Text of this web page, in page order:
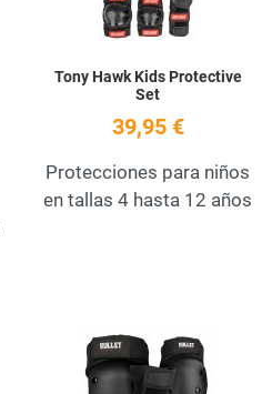
Tony Hawk Kids Protective
Set
39,95 €
Protecciones para niños
en tallas 4 hasta 12 años
Add to Wishlist
Quick View